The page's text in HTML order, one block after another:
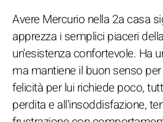
Avere Mercurio nella 2a casa
apprezza i semplici piaceri
un'esistenza confortevole. Ha
ma mantiene il buon senso
felicità per lui richiede poco,
perdita e all'insoddisfazione,